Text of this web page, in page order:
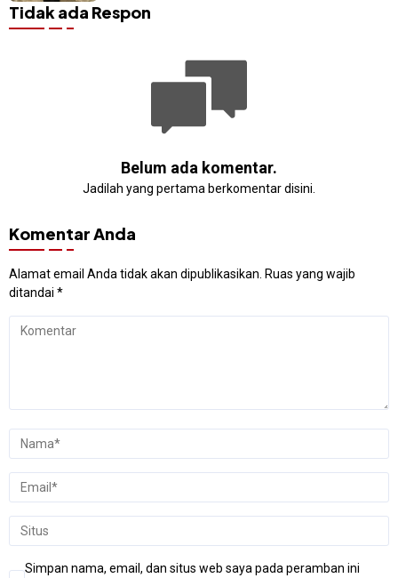
Tidak ada Respon
Belum ada komentar.
Jadilah yang pertama berkomentar disini.
Komentar Anda
Alamat email Anda tidak akan dipublikasikan. Ruas yang wajib
ditandai *
Simpan nama, email, dan situs web saya pada peramban ini